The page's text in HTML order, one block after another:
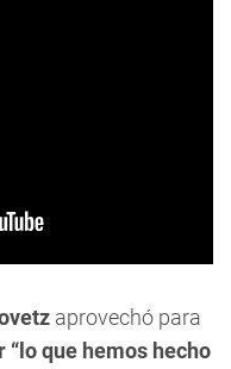
aprovechó para
“lo que hemos hecho